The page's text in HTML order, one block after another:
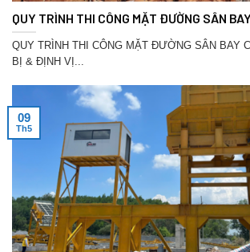
QUY TRÌNH THI CÔNG MẶT ĐƯỜNG SÂN BAY
QUY TRÌNH THI CÔNG MẶT ĐƯỜNG SÂN BAY
BỊ & ĐỊNH VỊ...
09
Th5